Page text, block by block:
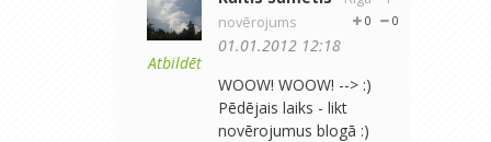
Atbildēt
novērojums
0
0
01.01.2012 12:18
WOOW! WOOW! --> :)
Pēdējais laiks - likt
novērojumus blogā :)